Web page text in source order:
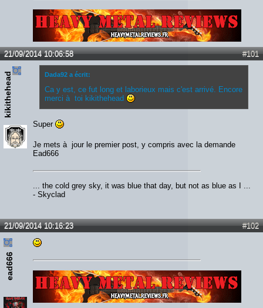
Lien :http://heavymetalreviews.fr/
#101
21/09/2014 10:06:58
kikithehead Dada92 a écrit:
Ca y est, ce fut long et laborieux mais c'est arrivé. Encore
merci à toi kikithehead
Super
Je mets à jour le premier post, y compris avec la demande
Ead666
... the cold grey sky, it was blue that day, but not as blue as I ...
- Skyclad
#102
21/09/2014 10:16:23
ead666